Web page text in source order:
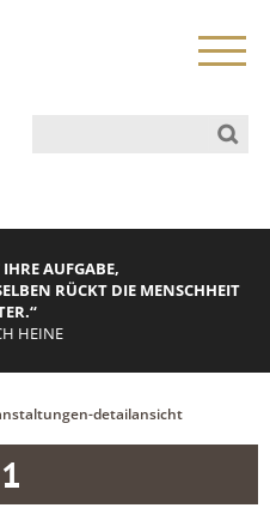
AUFGABE,
RÜCKT DIE MENSCHHEIT
HEINE
detailansicht